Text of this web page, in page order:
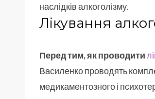
наслідків алкоголізму.
Лікування
Перед тим, як проводити
Василенко проводять
медикаментозного і